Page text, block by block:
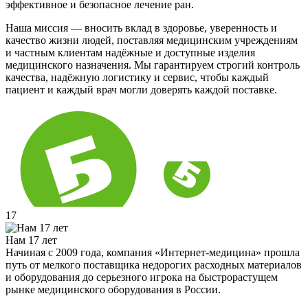
эффективное и безопасное лечение ран.
Наша миссия — вносить вклад в здоровье, уверенность и
качество жизни людей, поставляя медицинским учреждениям
и частным клиентам надёжные и доступные изделия
медицинского назначения. Мы гарантируем строгий контроль
качества, надёжную логистику и сервис, чтобы каждый
пациент и каждый врач могли доверять каждой поставке.
17
Нам 17 лет
Начиная с 2009 года, компания «Интернет-медицина» прошла
путь от мелкого поставщика недорогих расходных материалов
и оборудования до серьезного игрока на быстрорастущем
рынке медицинского оборудования в России.